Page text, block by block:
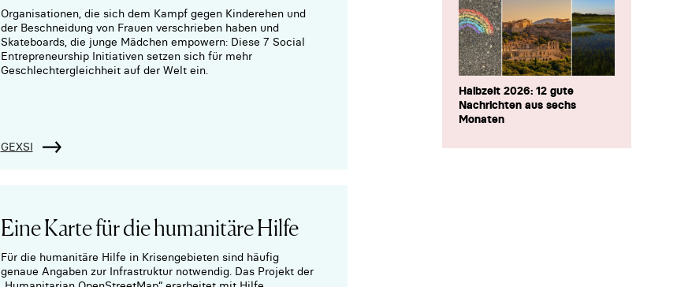
Organisationen, die sich dem Kampf gegen Kinderehen und
der Beschneidung von Frauen verschrieben haben und
Skateboards, die junge Mädchen empowern: Diese 7 Social
Entrepreneurship Initiativen setzen sich für mehr
Geschlechtergleichheit auf der Welt ein.
GEXSI
Eine Karte für die humanitäre Hilfe
Für die humanitäre Hilfe in Krisengebieten sind häufig
genaue Angaben zur Infrastruktur notwendig. Das Projekt der
Halbzeit 2026: 12 gute
Nachrichten aus sechs
Monaten